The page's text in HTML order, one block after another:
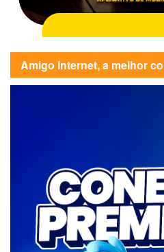
Amigo Internet, a melhor